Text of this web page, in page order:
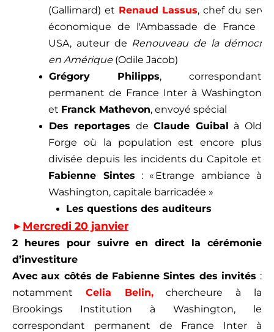
(Gallimard) et Renaud Lassus, chef du
économique de l'Ambassade de France
USA, auteur de Renouveau de la
en Amérique(Odile Jacob)
Grégory Philipps, correspondant
permanent de France Inter à Washington
et Franck Mathevon, envoyé spécial
Des reportages deClaude Guibal à Old
Forge où la population est encore plus
divisée depuis les incidents du Capitole et
Fabienne Sintes : « Etrange ambiance à
Washington, capitale barricadée »
Les questions des auditeurs
► Mercredi 20 janvier
2 heures pour suivre en direct la cérémonie
d’investiture
Avec aux côtés de Fabienne Sintes des invités :
notamment Celia Belin,
chercheure à la
Brookings Institution à Washington, le
correspondant permanent de France Inter à